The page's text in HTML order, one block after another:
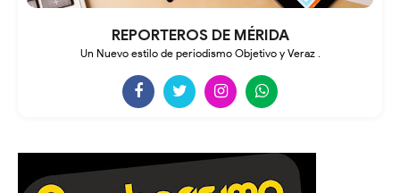
REPORTEROS DE MÉRIDA
Un Nuevo estilo de periodismo Objetivo y Veraz .